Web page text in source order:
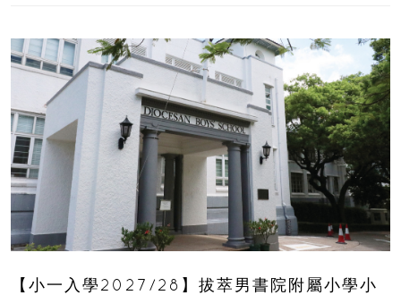
【小一入學2027/28】拔萃男書院附屬小學小